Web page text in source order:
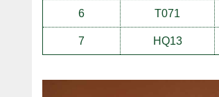
6 T071
7 HQ13